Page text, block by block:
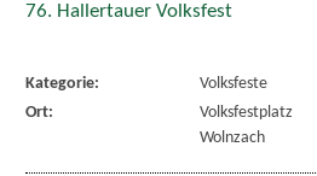
76. Hallertauer Volksfest
Kategorie:
Volksfeste
Ort:
Volksfestplatz
Wolnzach